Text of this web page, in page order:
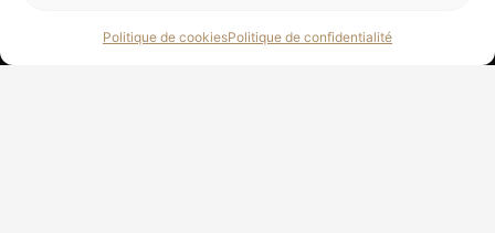
Politique de cookiesPolitique de confidentialité